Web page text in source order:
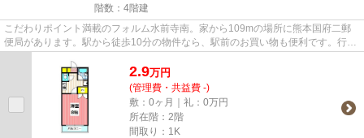
階数：4階建
こだわりポイント満載のフォルム水前寺南。家から109mの場所に熊本国府二郵
便局があります。駅から徒歩10分の物件なら、駅前のお買い物も便利です。行く
2.9万円
(管理費・共益費 -)
敷：0ヶ月｜礼：0万円
所在階：2階
間取り：1K